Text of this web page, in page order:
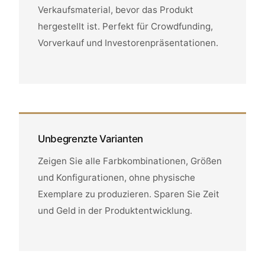
Verkaufsmaterial, bevor das Produkt
hergestellt ist. Perfekt für Crowdfunding,
Vorverkauf und Investorenpräsentationen.
Unbegrenzte Varianten
Zeigen Sie alle Farbkombinationen, Größen
und Konfigurationen, ohne physische
Exemplare zu produzieren. Sparen Sie Zeit
und Geld in der Produktentwicklung.